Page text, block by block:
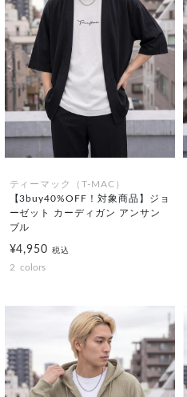
ティーマック（T-MAC）
【3buy40%OFF！対象商品】ジョ
ーゼット カーディガン アンサン
ブル
¥4,950税込
2 colors